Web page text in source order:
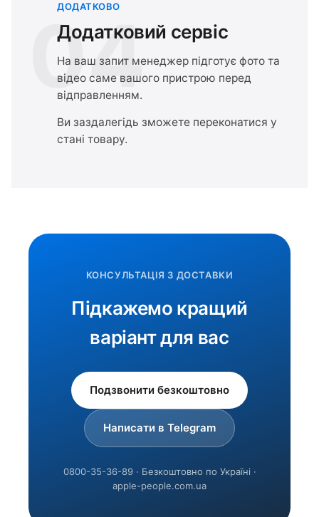
04
ДОДАТКОВО
Додатковий сервіс
На ваш запит менеджер підготує фото та
відео саме вашого пристрою перед
відправленням.
Ви заздалегідь зможете переконатися у
стані товару.
КОНСУЛЬТАЦІЯ З ДОСТАВКИ
Підкажемо кращий
варіант для вас
Подзвонити безкоштовно
Написати в Telegram
0800-35-36-89 · Безкоштовно по Україні ·
apple-people.com.ua